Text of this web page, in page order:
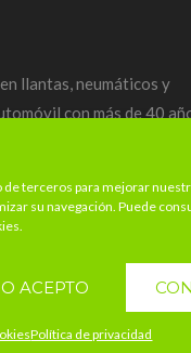
de terceros para mejorar
su navegación. Puede
ACEPTO
Política de privacidad
llantas, neumáticos y
con más de 40